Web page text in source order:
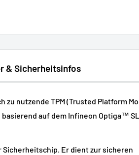
& Sicherheitsinfos
zu nutzende TPM (Trusted Platform
auf dem Infineon Optiga™
Sicherheitschip. Er dient zur sicheren